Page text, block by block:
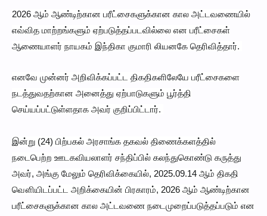
2026 ஆம் ஆண்டிற்கான பரீட்சைகளுக்கான கால அட்டவணையில்
எவ்வித மாற்றங்களும் ஏற்படுத்தப்படவில்லை என பரீட்சைகள்
ஆணையாளர் நாயகம் இந்திகா குமாரி லியனகே தெரிவித்தார்.
எனவே முன்னர் அறிவிக்கப்பட்ட திகதிகளிலேயே பரீட்சைகளை
நடத்துவதற்கான அனைத்து ஏற்பாடுகளும் பூர்த்தி
செய்யப்பட்டுள்ளதாக அவர் குறிப்பிட்டார்.
இன்று (24) பிற்பகல் அரசாங்க தகவல் திணைக்களத்தில்
நடைபெற்ற ஊடகவியலாளர் சந்திப்பில் கலந்துகொண்டு கருத்து
அவர், அங்கு மேலும் தெரிவிக்கையில், 2025.09.14 ஆம் திகதி
வௌியிடப்பட்ட அறிக்கையின் பிரகாரம், 2026 ஆம் ஆண்டிற்கான
பரீட்சைகளுக்கான கால அட்டவணை நடைமுறைப்படுத்தப்படும் என